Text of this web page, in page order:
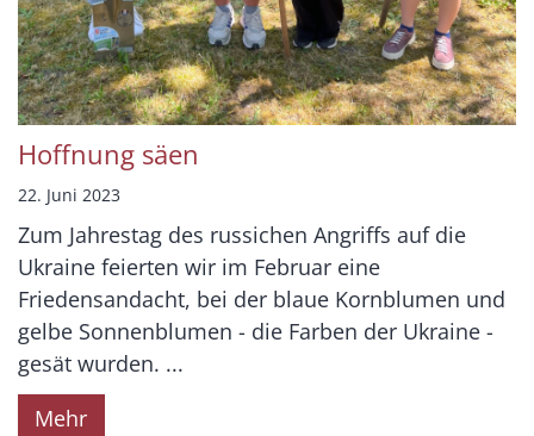
Hoffnung säen
22. Juni 2023
Zum Jahrestag des russichen Angriffs auf die
Ukraine feierten wir im Februar eine
Friedensandacht, bei der blaue Kornblumen und
gelbe Sonnenblumen - die Farben der Ukraine -
gesät wurden. ...
Mehr